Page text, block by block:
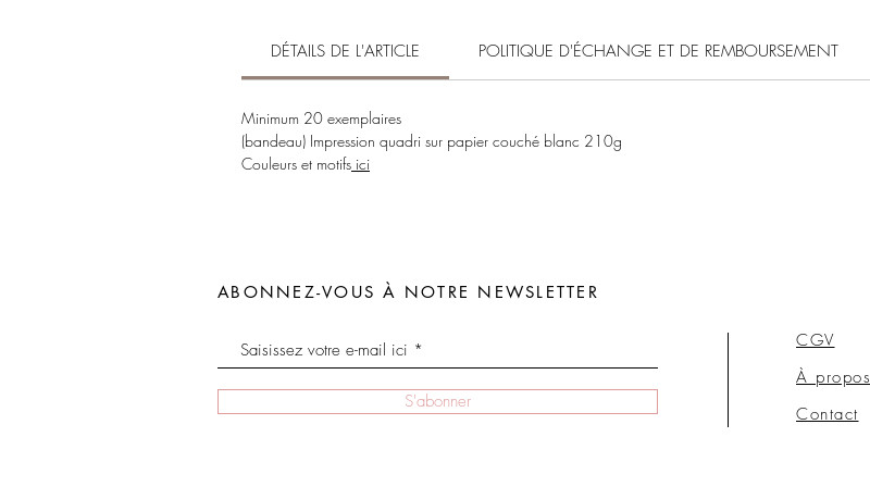
DÉTAILS DE L'ARTICLE POLITIQUE D'ÉCHANGE ET DE REMBOURSEMENT
Minimum 20 exemplaires
(bandeau) Impression quadri sur papier couché blanc 210g
Couleurs et motifs ici
ABONNEZ-VOUS À NOTRE NEWSLETTER
S'abonner
CGV
À propos
Contact